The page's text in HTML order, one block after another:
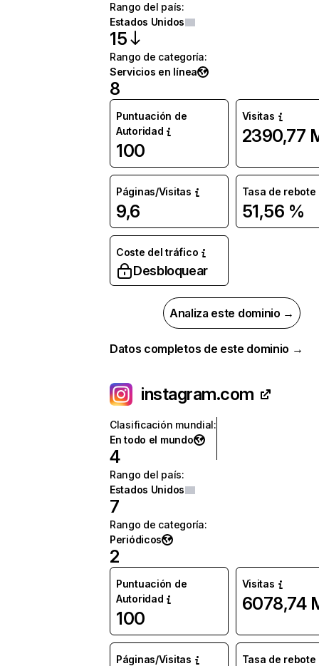
Rango del país:
Estados Unidos
15
Rango de categoría:
Servicios en línea
8
Puntuación de
Autoridad
100
Visitas
2390,77
Páginas/Visitas
9,6
Tasa de rebote
51,56 %
Coste del tráfico
Desbloquear
Analiza este dominio →
Datos completos de este dominio →
instagram.com
Clasificación mundial:
En todo el mundo
4
Rango del país:
Estados Unidos
7
Rango de categoría:
Periódicos
2
Puntuación de
Autoridad
100
Visitas
6078,74
Páginas/Visitas Tasa de rebote